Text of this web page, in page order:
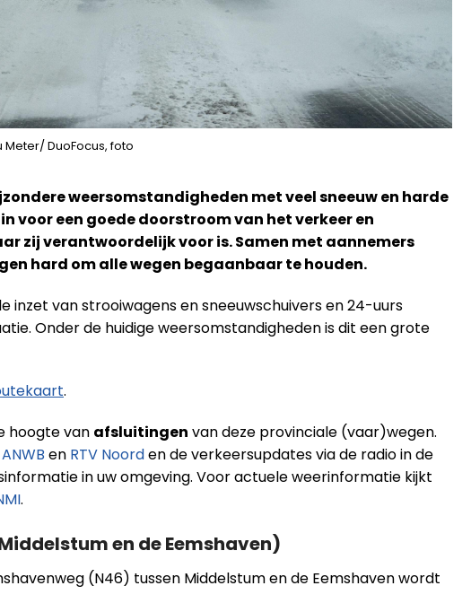
DuoFocus, foto
weersomstandigheden met veel sneeuw en harde
voor een goede doorstroom van het verkeer en
zij verantwoordelijk voor is. Samen met aannemers
hard om alle wegen begaanbaar te houden.
inzet van strooiwagens en sneeuwschuivers en 24-uurs
Onder de huidige weersomstandigheden is dit een grote
.
hoogte van afsluitingen van deze provinciale (vaar)wegen.
ANWB en RTV Noorden de verkeersupdates via de radio in de
in uw omgeving. Voor actuele weerinformatie kijkt
.
en de Eemshaven)
(N46) tussen Middelstum en de Eemshaven wordt